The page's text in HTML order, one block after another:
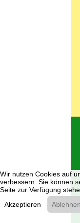
Wir nutzen Cookies auf
verbessern. Sie können
Seite zur Verfügung
Akzeptieren
Ablehnen